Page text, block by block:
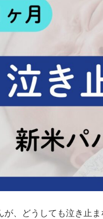
が、どうしても泣き止